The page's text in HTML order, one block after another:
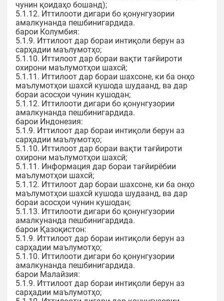
чунин қоидаҳо бошанд);
5.1.12. Иттилооти дигари бо қонунгузории
амалкунанда пешбинигардида.
барои Колумбия:
5.1.9. Иттилоот дар бораи интиқоли берун аз
сарҳадии маълумотҳо;
5.1.10. Иттилоот дар бораи вақти тағйироти
охирони маълумотҳои шахсӣ;
5.1.11. Иттилоот дар бораи шахсоне, ки ба онҳо
маълумотҳои шахсӣ кушода шудаанд, ва дар
бораи асосҳои чунин кушодан;
5.1.12. Иттилооти дигари бо қонунгузории
амалкунанда пешбинигардида.
барои Индонезия:
5.1.9. Иттилоот дар бораи интиқоли берун аз
сарҳадии маълумотҳо;
5.1.10. Иттилоот дар бораи вақти тағйироти
охирони маълумотҳои шахсӣ;
5.1.11. Информация дар бораи тағйирёбии
маълумотҳои шахсӣ;
5.1.12. Иттилоот дар бораи шахсоне, ки ба онҳо
маълумотҳои шахсӣ кушода шудаанд, ва дар
бораи асосҳои чунин кушодан;
5.1.13. Иттилооти дигари бо қонунгузории
амалкунанда пешбинигардида.
барои Қазоқистон:
5.1.9. Иттилоот дар бораи интиқоли берун аз
сарҳадии маълумотҳо;
5.1.10. Иттилооти дигари бо қонунгузории
амалкунанда пешбинигардида.
барои Малайзия:
5.1.9. Иттилоот дар бораи интиқоли берун аз
сарҳадии маълумотҳо;